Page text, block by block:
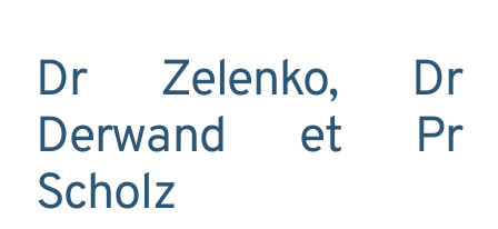
Dr Zelenko, Dr
Derwand et Pr
Scholz